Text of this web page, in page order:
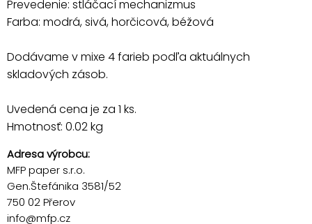
Prevedenie: stláčací mechanizmus
Farba: modrá, sivá, horčicová, béžová
Dodávame v mixe 4 farieb podľa aktuálnych
skladových zásob.
Uvedená cena je za 1 ks.
Hmotnosť: 0.02 kg
Adresa výrobcu:
MFP paper s.r.o.
Gen.Štefánika 3581/52
750 02 Přerov
info@mfp.cz